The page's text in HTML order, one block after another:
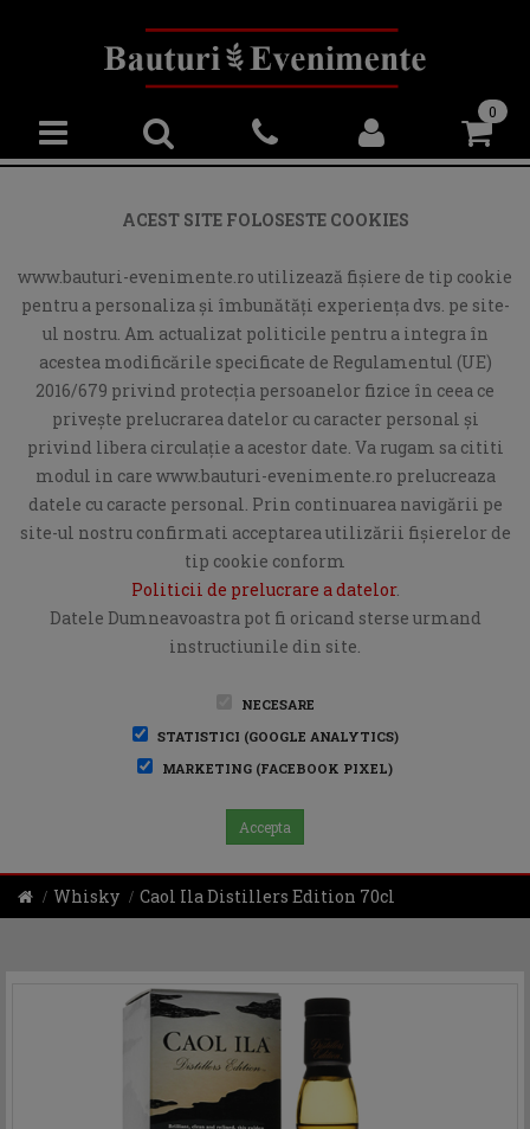
0
ACEST SITE FOLOSESTE COOKIES
www.bauturi-evenimente.ro utilizează fişiere de tip cookie
pentru a personaliza și îmbunătăți experiența dvs. pe site-
ul nostru. Am actualizat politicile pentru a integra în
acestea modificările specificate de Regulamentul (UE)
2016/679 privind protecția persoanelor fizice în ceea ce
privește prelucrarea datelor cu caracter personal și
privind libera circulație a acestor date. Va rugam sa cititi
modul in care www.bauturi-evenimente.ro prelucreaza
datele cu caracte personal. Prin continuarea navigării pe
site-ul nostru confirmati acceptarea utilizării fişierelor de
tip cookie conform
Politicii de prelucrare a datelor.
Datele Dumneavoastra pot fi oricand sterse urmand
instructiunile din site.
NECESARE
STATISTICI (GOOGLE ANALYTICS)
MARKETING (FACEBOOK PIXEL)
Accepta
Whisky Caol Ila Distillers Edition 70cl